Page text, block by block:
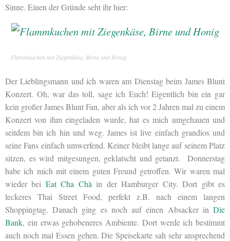
Sinne. Einen der Gründe seht ihr hier:
Flammkuchen mit Ziegenkäse, Birne und Honig
Der Lieblingsmann und ich waren am Dienstag beim James Blunt
Konzert. Oh, war das toll, sage ich Euch! Eigentlich bin ein gar
kein großer James Blunt Fan, aber als ich vor 2 Jahren mal zu einem
Konzert von ihm eingeladen wurde, hat es mich umgehauen und
seitdem bin ich hin und weg. James ist live einfach grandios und
seine Fans einfach umwerfend. Keiner bleibt lange auf seinem Platz
sitzen, es wird mitgesungen, geklatscht und getanzt. Donnerstag
habe ich mich mit einem guten Freund getroffen. Wir waren mal
wieder bei Eat Cha Chà in der Hamburger City. Dort gibt es
leckeres Thai Street Food, perfekt z.B. nach einem langen
Shoppingtag. Danach ging es noch auf einen Absacker in Die
Bank, ein etwas gehobeneres Ambiente. Dort werde ich bestimmt
auch noch mal Essen gehen. Die Speisekarte sah sehr ansprechend